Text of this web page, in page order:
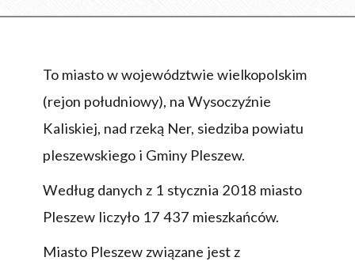
To miasto w województwie wielkopolskim
(rejon południowy), na Wysoczyźnie
Kaliskiej, nad rzeką Ner, siedziba powiatu
pleszewskiego i Gminy Pleszew.
Według danych z 1 stycznia 2018 miasto
Pleszew liczyło 17 437 mieszkańców.
Miasto Pleszew związane jest z